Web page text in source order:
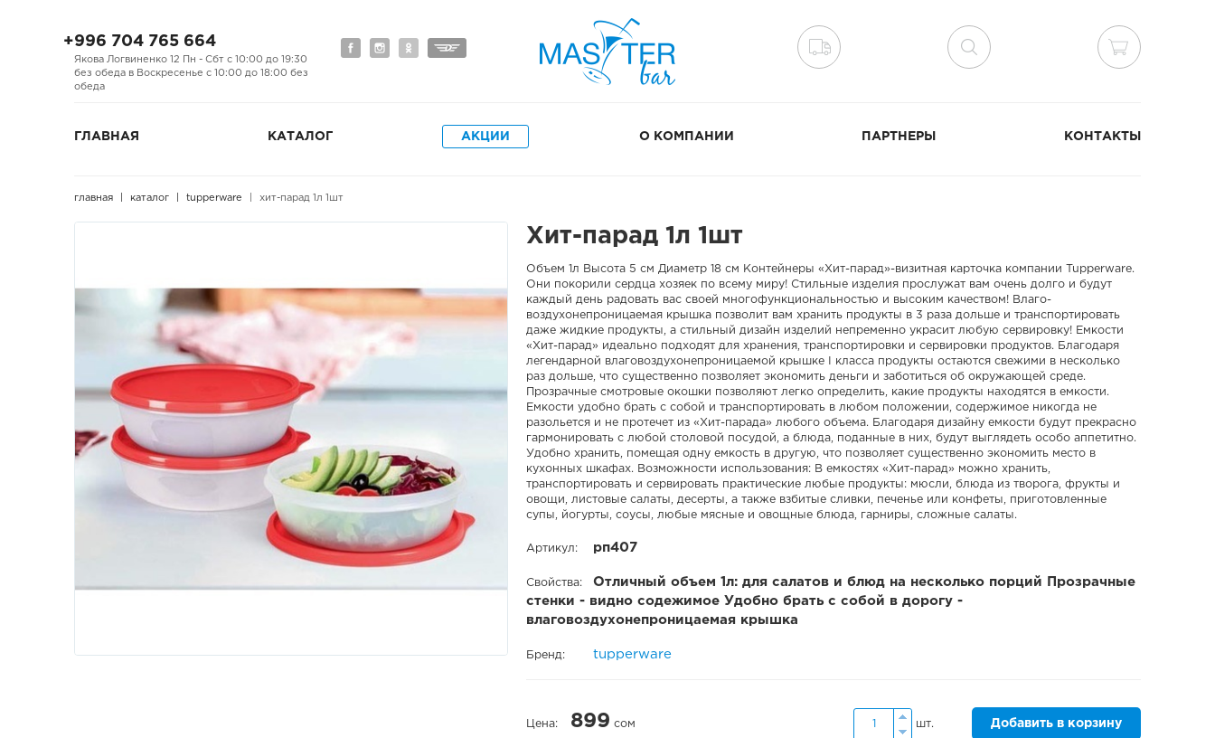
+996 704 765 664
Якова Логвиненко 12 Пн - Сбт с 10:00 до 19:30
без обеда в Воскресенье с 10:00 до 18:00 без
обеда
ГЛАВНАЯ КАТАЛОГ АКЦИИ О КОМПАНИИ ПАРТНЕРЫ КОНТАКТЫ
главная каталог tupperware хит-парад 1л 1шт
Хит-парад 1л 1шт
Объем 1л Высота 5 см Диаметр 18 см Контейнеры «Хит-парад»-визитная карточка компании Tupperware.
Они покорили сердца хозяек по всему миру! Стильные изделия прослужат вам очень долго и будут
каждый день радовать вас своей многофункциональностью и высоким качеством! Влаго-
воздухонепроницаемая крышка позволит вам хранить продукты в 3 раза дольше и транспортировать
даже жидкие продукты, а стильный дизайн изделий непременно украсит любую сервировку! Емкости
«Хит-парад» идеально подходят для хранения, транспортировки и сервировки продуктов. Благодаря
легендарной влаговоздухонепроницаемой крышке I класса продукты остаются свежими в несколько
раз дольше, что существенно позволяет экономить деньги и заботиться об окружающей среде.
Прозрачные смотровые окошки позволяют легко определить, какие продукты находятся в емкости.
Емкости удобно брать с собой и транспортировать в любом положении, содержимое никогда не
разольется и не протечет из «Хит-парада» любого объема. Благодаря дизайну емкости будут прекрасно
гармонировать с любой столовой посудой, а блюда, поданные в них, будут выглядеть особо аппетитно.
Удобно хранить, помещая одну емкость в другую, что позволяет существенно экономить место в
кухонных шкафах. Возможности использования: В емкостях «Хит-парад» можно хранить,
транспортировать и сервировать практические любые продукты: мюсли, блюда из творога, фрукты и
овощи, листовые салаты, десерты, а также взбитые сливки, печенье или конфеты, приготовленные
супы, йогурты, соусы, любые мясные и овощные блюда, гарниры, сложные салаты.
Артикул: рп407
Свойства:
Отличный объем 1л: для салатов и блюд на несколько порций Прозрачные
стенки - видно содежимое Удобно брать с собой в дорогу -
влаговоздухонепроницаемая крышка
Бренд: tupperware
Цена: 899 сом шт. Добавить в корзину